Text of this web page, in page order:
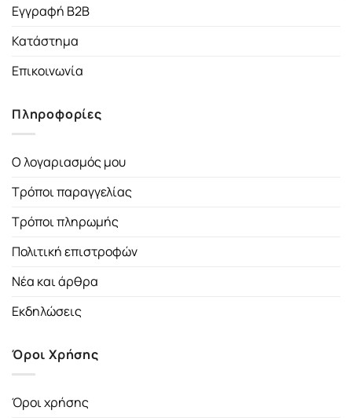
Εγγραφή B2B
Κατάστημα
Επικοινωνία
Πληροφορίες
Ο λογαριασμός μου
Τρόποι παραγγελίας
Τρόποι πληρωμής
Πολιτική επιστροφών
Νέα και άρθρα
Εκδηλώσεις
Όροι Χρήσης
Όροι χρήσης